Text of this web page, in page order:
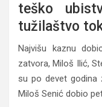
teško
tužilaštvo
Najvišu kaznu
zatvora, Miloš Ilić,
su po devet godina
Miloš Senić dobio